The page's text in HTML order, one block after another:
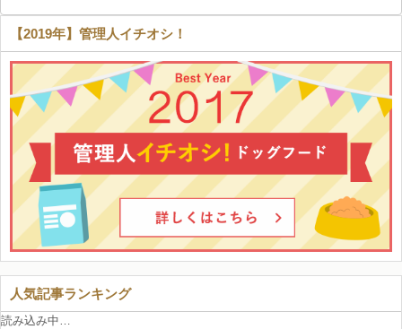
【2019年】管理人イチオシ！
人気記事ランキング
読み込み中…